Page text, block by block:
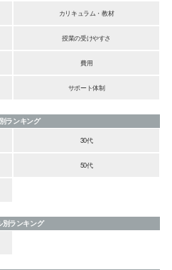
カリキュラム・教材
授業の受けやすさ
費用
サポート体制
ランキング
30代
50代
別ランキング